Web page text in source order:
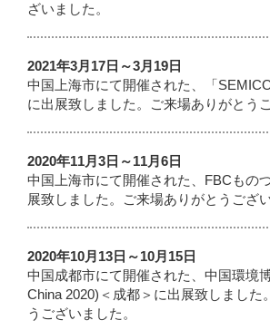
ざいました。
2021年3月17日～3月19日
中国上海市にて開催された、「
に出展致しました。ご来場ありがとう
2020年11月3日～11月6日
中国上海市にて開催された、FBCもの
展致しました。ご来場ありがとうござ
2020年10月13日～10月15日
中国成都市にて開催された、中国環境
China 2020)＜成都＞に出展致しました
うございました。